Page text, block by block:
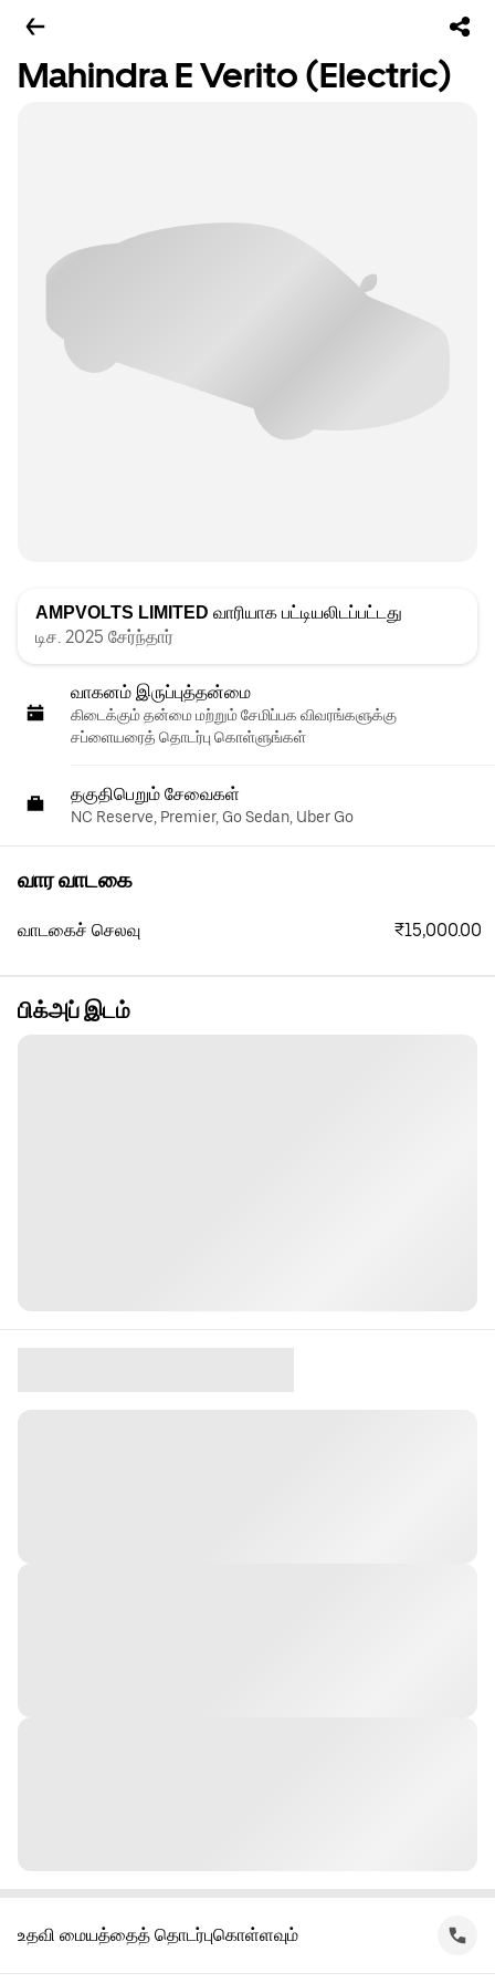
Mahindra E Verito (Electric)
AMPVOLTS LIMITED வாரியாக பட்டியலிடப்பட்டது
டிச. 2025 சேர்ந்தார்
வாகனம் இருப்புத்தன்மை
கிடைக்கும் தன்மை மற்றும் சேமிப்பக விவரங்களுக்கு
சப்ளையரைத் தொடர்பு கொள்ளுங்கள்
தகுதிபெறும் சேவைகள்
NC Reserve, Premier, Go Sedan, Uber Go
வார வாடகை
வாடகைச் செலவு ₹15,000.00
பிக்அப் இடம்
உதவி மையத்தைத் தொடர்புகொள்ளவும்